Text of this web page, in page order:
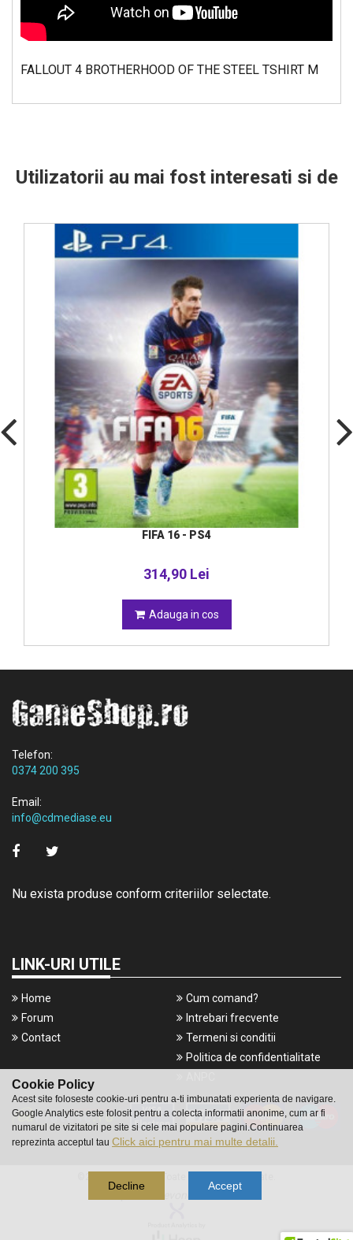
Cookie Policy
Acest site foloseste cookie-uri pentru a-ti imbunatati experienta de navigare.
Google Analytics este folosit pentru a colecta informatii anonime, cum ar fi
numarul de vizitatori pe site si cele mai populare pagini.Continuarea
reprezinta acceptul tau Click aici pentru mai multe detalii.
Decline Accept
FALLOUT 4 BROTHERHOOD OF THE STEEL TSHIRT M
Utilizatorii au mai fost interesati si de
FIFA 16 - PS4
314,90 Lei
Adauga in cos
Telefon:
0374 200 395
Email:
info@cdmediase.eu
Nu exista produse conform criteriilor selectate.
LINK-URI UTILE
Home
Forum
Contact
Cum comand?
Intrebari frecvente
Termeni si conditii
Politica de confidentialitate
DNA